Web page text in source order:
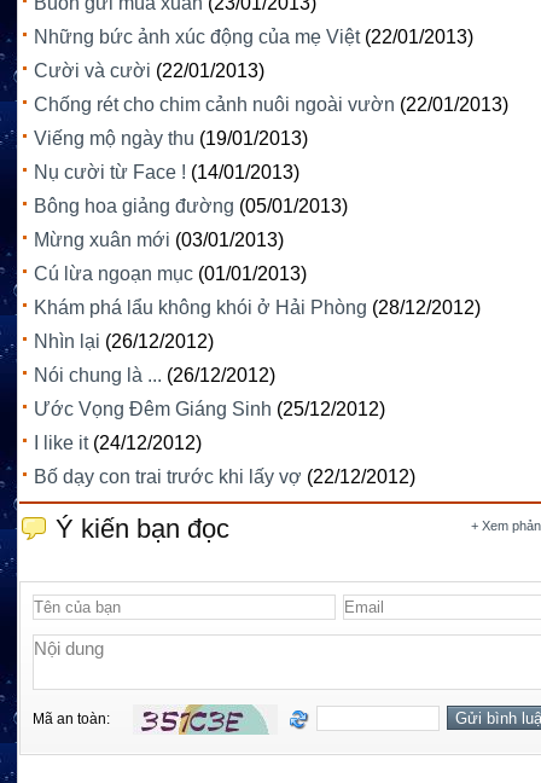
Những bức ảnh xúc động của mẹ Việt (22/01/2013)
Cười và cười (22/01/2013)
Chống rét cho chim cảnh nuôi ngoài vườn (22/01/2013)
Viếng mộ ngày thu (19/01/2013)
Nụ cười từ Face ! (14/01/2013)
Bông hoa giảng đường (05/01/2013)
Mừng xuân mới (03/01/2013)
Cú lừa ngoạn mục (01/01/2013)
Khám phá lẩu không khói ở Hải Phòng (28/12/2012)
Nhìn lại (26/12/2012)
Nói chung là ... (26/12/2012)
Ước Vọng Đêm Giáng Sinh (25/12/2012)
I like it (24/12/2012)
Bố dạy con trai trước khi lấy vợ (22/12/2012)
+ Xem
Ý kiến bạn đọc
Mã an toàn: